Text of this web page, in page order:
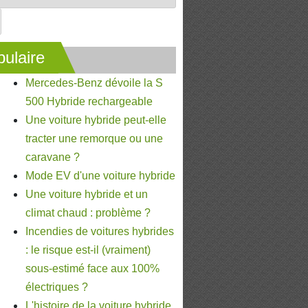
Mercedes-Benz dévoile la S
500 Hybride rechargeable
Une voiture hybride peut-elle
tracter une remorque ou une
caravane ?
Mode EV d'une voiture hybride
Une voiture hybride et un
climat chaud : problème ?
Incendies de voitures hybrides
: le risque est-il (vraiment)
sous-estimé face aux 100%
électriques ?